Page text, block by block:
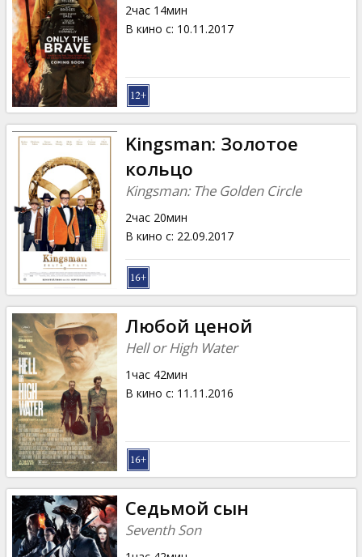
2час 14мин
В кино с: 10.11.2017
Kingsman: Золотое
кольцо
Kingsman: The Golden Circle
2час 20мин
В кино с: 22.09.2017
Любой ценой
Hell or High Water
1час 42мин
В кино с: 11.11.2016
Седьмой сын
Seventh Son